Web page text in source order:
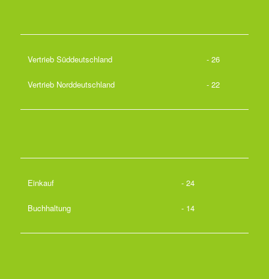
Vertrieb Süddeutschland - 26
Vertrieb Norddeutschland - 22
Einkauf - 24
Buchhaltung - 14